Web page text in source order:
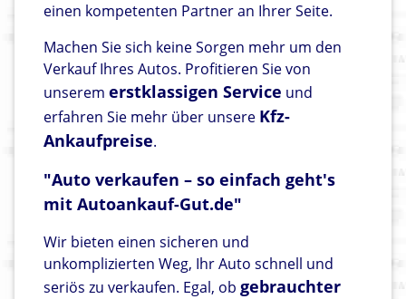
einen kompetenten Partner an Ihrer Seite.
Machen Sie sich keine Sorgen mehr um den
Verkauf Ihres Autos. Profitieren Sie von
unserem erstklassigen Service und
erfahren Sie mehr über unsere Kfz-
Ankaufpreise.
"Auto verkaufen – so einfach geht's
mit Autoankauf-Gut.de"
Wir bieten einen sicheren und
unkomplizierten Weg, Ihr Auto schnell und
seriös zu verkaufen. Egal, ob gebrauchter